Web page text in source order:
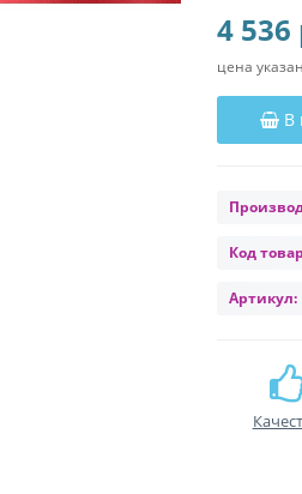
4 536
цена
В
Код
Артикул: